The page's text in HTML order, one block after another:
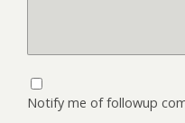
Notify me of followup